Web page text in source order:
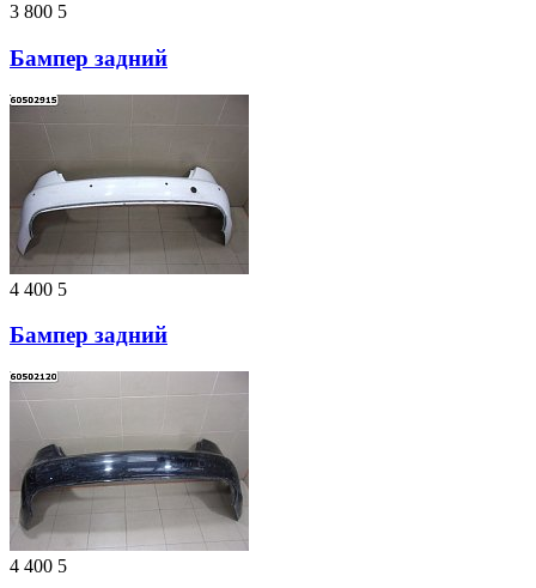
3 800 5
Бампер задний
4 400 5
Бампер задний
4 400 5